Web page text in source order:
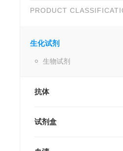
PRODUCT
生化试剂
生物试剂
抗体
试剂盒